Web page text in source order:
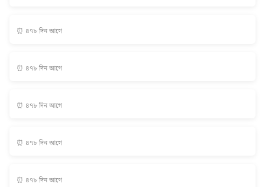
⏰ ৪৭৮ দিন আগে
⏰ ৪৭৮ দিন আগে
⏰ ৪৭৮ দিন আগে
⏰ ৪৭৮ দিন আগে
⏰ ৪৭৮ দিন আগে